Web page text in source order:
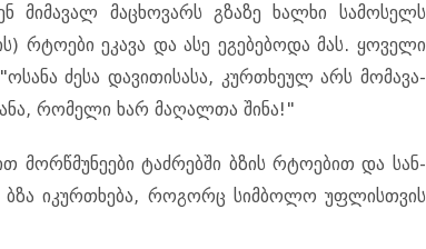
მი­მა­ვალ მა­ცხო­ვარს გზა­ზე ხალ­ხი სა­მო­სელს
რტო­ე­ბი ეკა­ვა და ასე ეგე­ბე­ბო­და მას. ყო­ვე­ლი
ძესა და­ვი­თი­სა­სა, კურ­თხე­ულ არს მო­მა­ვა­
რო­მე­ლი ხარ მა­ღალ­თა შინა!"
მორ­წმუ­ნე­ე­ბი ტაძ­რებ­ში ბზის რტო­ე­ბით და სან­
ბზა იკურ­თხე­ბა, რო­გორც სიმ­ბო­ლო უფ­ლის­თვის